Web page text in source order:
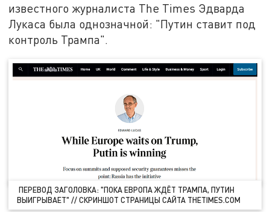
известного журналиста The Times Эдварда
Лукаса была однозначной: "Путин ставит под
контроль Трампа".
ПЕРЕВОД ЗАГОЛОВКА: "ПОКА ЕВРОПА ЖДЁТ ТРАМПА, ПУТИН
ВЫИГРЫВАЕТ" // СКРИНШОТ СТРАНИЦЫ САЙТА THETIMES.COM